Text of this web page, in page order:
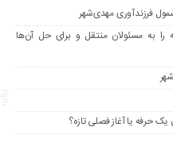
فرزندآوری مهدی‌شهر
را به مسئولان منتقل و برای حل آن‌ها
حرفه یا آغاز فصلی تازه؟